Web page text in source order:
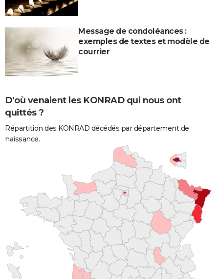
Message de condoléances :
exemples de textes et modèle de
courrier
D'où venaient les KONRAD qui nous ont
quittés ?
Répartition des KONRAD décédés par département de
naissance.